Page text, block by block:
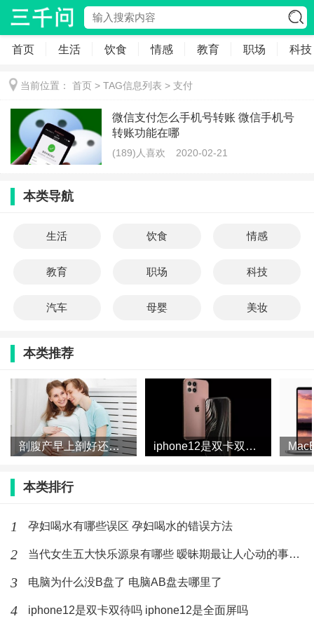
首页 生活 饮食 情感 教育 职场 科技
当前位置： 首页 > TAG信息列表 > 支付
微信支付怎么手机号转账 微信手机号
转账功能在哪
(189)人喜欢 2020-02-21
本类导航
生活 饮食 情感
教育 职场 科技
汽车 母婴 美妆
本类推荐
剖腹产早上剖好还是下午剖好 剖腹产一天中什么时间最好 iphone12是双卡双待吗 iphone12是全面屏吗
本类排行
1 孕妇喝水有哪些误区 孕妇喝水的错误方法
2 当代女生五大快乐源泉有哪些 暧昧期最让人心动的事有哪些
3 电脑为什么没B盘了 电脑AB盘去哪里了
4 iphone12是双卡双待吗 iphone12是全面屏吗